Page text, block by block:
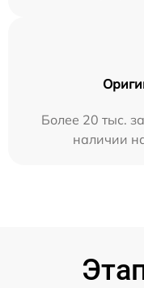
Более 20 тыс.
наличии